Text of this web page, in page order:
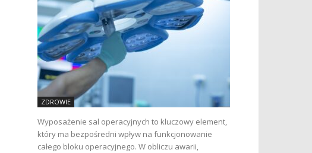
ZDROWIE
Wyposażenie sal operacyjnych to kluczowy element,
który ma bezpośredni wpływ na funkcjonowanie
całego bloku operacyjnego. W obliczu awarii,